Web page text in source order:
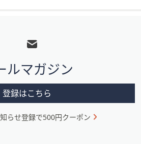
ルマガジン
登録はこちら
らせ登録で500円クーポン